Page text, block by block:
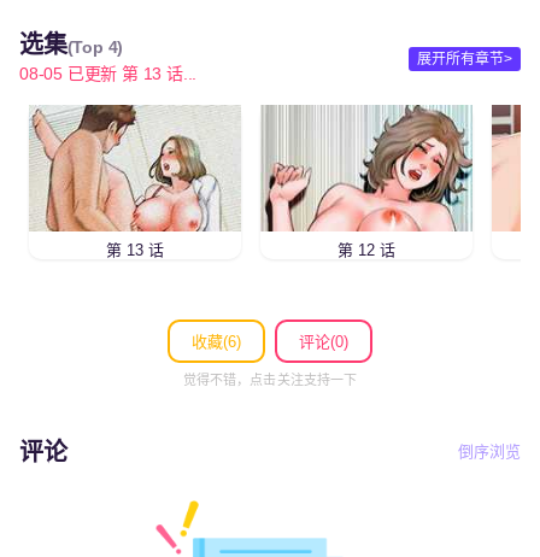
选集(Top 4)
08-05 已更新 第 13 话...
展开所有章节>
第 13 话 第 12 话
收藏(6) 评论(0)
觉得不错，点击关注支持一下
评论 倒序浏览